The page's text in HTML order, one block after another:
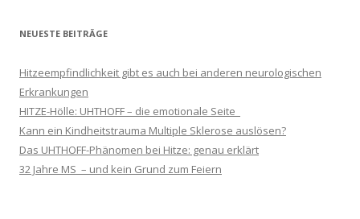
NEUESTE BEITRÄGE
Hitzeempfindlichkeit gibt es auch bei anderen neurologischen
Erkrankungen
HITZE-Hölle: UHTHOFF – die emotionale Seite
Kann ein Kindheitstrauma Multiple Sklerose auslösen?
Das UHTHOFF-Phänomen bei Hitze: genau erklärt
32 Jahre MS – und kein Grund zum Feiern